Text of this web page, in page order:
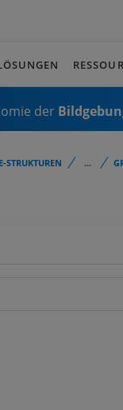
der
STRUKTUREN ...